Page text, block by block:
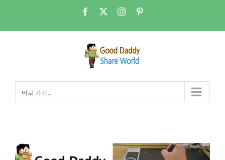
츠
Facebook Instagram
바로 가기...